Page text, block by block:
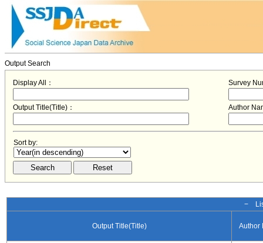
Output Search
Display All： Survey
Output Title(Title)： Author
Sort by:
−
Output Title(Title) Author